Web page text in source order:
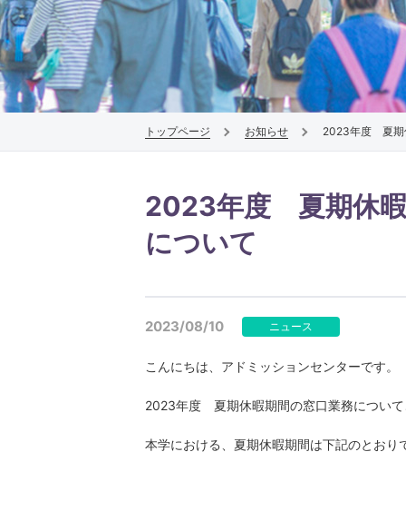
仏教学部
仏教学専攻
宗学専攻
合否照会
過去の入試結果
トップページ お知らせ 2023年度 夏期
2023年度 夏期休暇
について
2023/08/10 ニュース
こんにちは、アドミッションセンターです。
2023年度 夏期休暇期間の窓口業務について
本学における、夏期休暇期間は下記のとおり